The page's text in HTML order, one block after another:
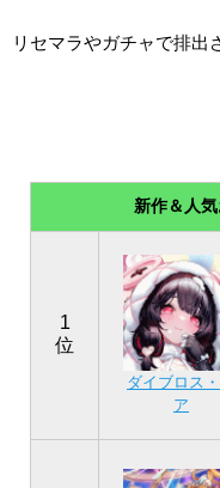
リセマラやガチャで排出
新作＆人
1
位
ダイブロス
ア